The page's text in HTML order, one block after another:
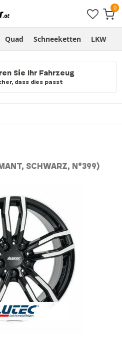
Quad Schneeketten LKW
Sie Ihr Fahrzeug
dass dies passt
SCHWARZ, N°399)